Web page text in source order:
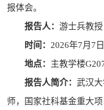
报体会。
报告人： 游士兵教授
时间： 2026年7月7
地点： 主教学楼
报告人简介： 武汉
师，国家社科基金重大